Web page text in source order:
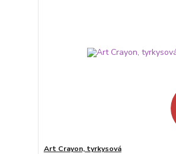
Art Crayon, tyrkysová